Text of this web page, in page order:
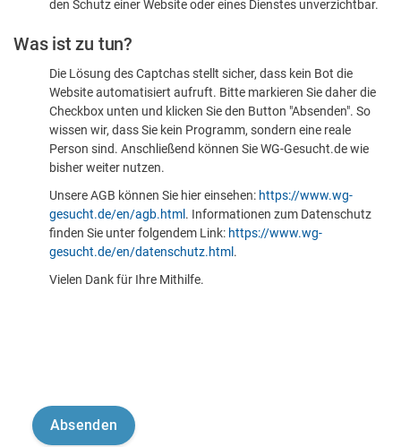
sind
den Schutz einer Website oder eines Dienstes unverzichtbar.
Was ist zu tun?
Die Lösung des Captchas stellt sicher, dass kein Bot die
Website automatisiert aufruft. Bitte markieren Sie daher die
Checkbox unten und klicken Sie den Button "Absenden". So
wissen wir, dass Sie kein Programm, sondern eine reale
Person sind. Anschließend können Sie WG-Gesucht.de wie
bisher weiter nutzen.
Unsere AGB können Sie hier einsehen: https://www.wg-
gesucht.de/en/agb.html . Informationen zum Datenschutz
finden Sie unter folgendem Link: https://www.wg-
gesucht.de/en/datenschutz.html .
Vielen Dank für Ihre Mithilfe.